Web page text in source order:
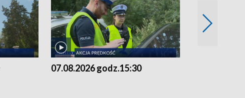
07.08.2026 godz.15:30